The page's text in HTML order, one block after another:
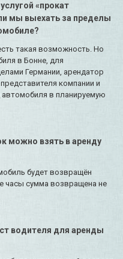
«прокат
мы выехать за пределы
такая возможность. Но
в Бонне, для
Германии, арендатор
компании и
автомобиля в планируемую
можно взять в аренду
будет возвращён
часы сумма возвращена не
водителя для аренды